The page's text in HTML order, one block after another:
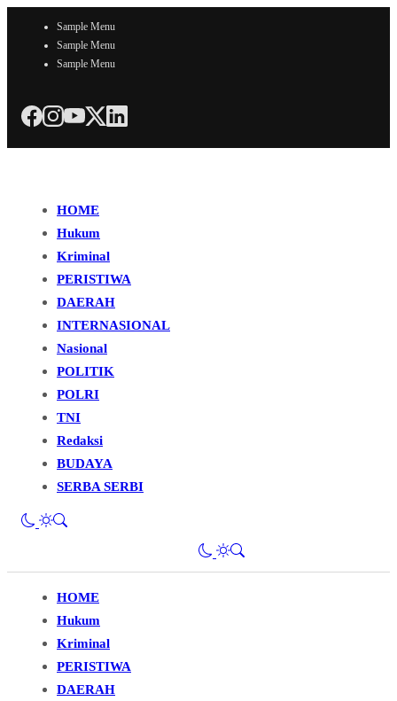
Sample Menu
Sample Menu
Sample Menu
HOME
Hukum
Kriminal
PERISTIWA
DAERAH
INTERNASIONAL
Nasional
POLITIK
POLRI
TNI
Redaksi
BUDAYA
SERBA SERBI
HOME
Hukum
Kriminal
PERISTIWA
DAERAH